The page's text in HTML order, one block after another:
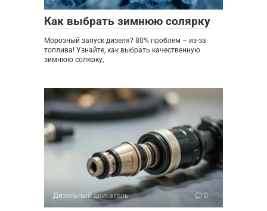
Как выбрать зимнюю солярку
Морозный запуск дизеля? 80% проблем – из-за
топлива! Узнайте, как выбрать качественную
зимнюю солярку,
Дизельный двигатель 0